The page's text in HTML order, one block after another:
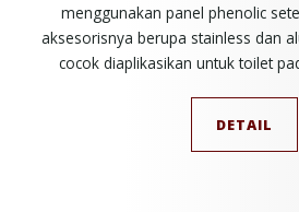
menggunakan panel phenolic
aksesorisnya berupa stainless dan
cocok diaplikasikan untuk toilet
DETAIL